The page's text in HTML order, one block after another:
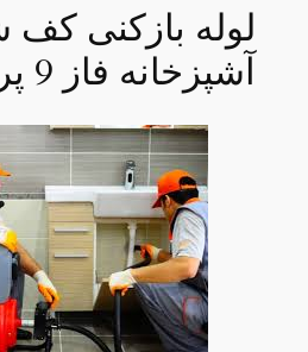
لوله بازکنی کف
آشپزخانه فاز 9 پردیس